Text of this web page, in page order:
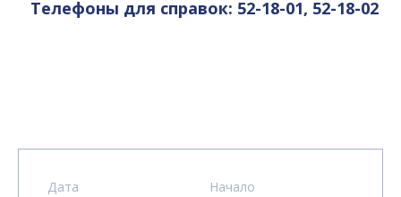
Телефоны для справок: 52-18-01, 52-18-02
Дата Начало